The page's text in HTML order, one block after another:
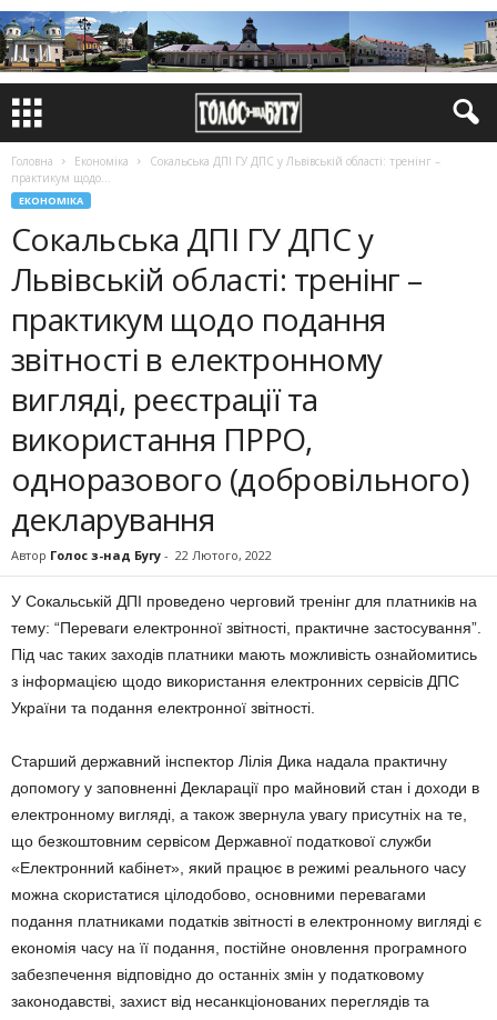
Головна Економіка
Сокальська ДПІ ГУ ДПС у Львівській області: тренінг –
практикум щодо...
ЕКОНОМІКА
Сокальська ДПІ ГУ ДПС у
Львівській області: тренінг –
практикум щодо подання
звітності в електронному
вигляді, реєстрації та
використання ПРРО,
одноразового (добровільного)
декларування
Автор Голос з-над Бугу - 22 Лютого, 2022
У Сокальській ДПІ проведено черговий тренінг для платників на
тему: “Переваги електронної звітності, практичне застосування”.
Під час таких заходів платники мають можливість ознайомитись
з інформацією щодо використання електронних сервісів ДПС
України та подання електронної звітності.
Старший державний інспектор Лілія Дика надала практичну
допомогу у заповненні Декларації про майновий стан і доходи в
електронному вигляді, а також звернула увагу присутніх на те,
що безкоштовним сервісом Державної податкової служби
«Електронний кабінет», який працює в режимі реального часу
можна скористатися цілодобово, основними перевагами
подання платниками податків звітності в електронному вигляді є
економія часу на її подання, постійне оновлення програмного
забезпечення відповідно до останніх змін у податковому
законодавстві, захист від несанкціонованих переглядів та